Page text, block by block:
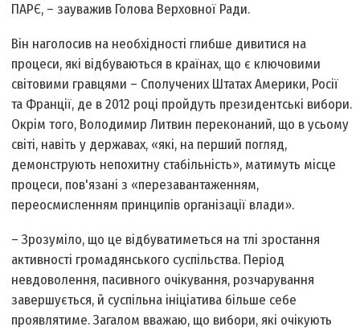
ПАРЄ, – зауважив Голова Верховної Ради.
Він наголосив на необхідності глибше дивитися на
процеси, які відбуваються в країнах, що є ключовими
світовими гравцями – Сполучених Штатах Америки, Росії
та Франції, де в 2012 році пройдуть президентські вибори.
Окрім того, Володимир Литвин переконаний, що в усьому
світі, навіть у державах, «які, на перший погляд,
демонструють непохитну стабільність», матимуть місце
процеси, пов'язані з «перезавантаженням,
переосмисленням принципів організації влади».
– Зрозуміло, що це відбуватиметься на тлі зростання
активності громадянського суспільства. Період
невдоволення, пасивного очікування, розчарування
завершується, й суспільна ініціатива більше себе
проявлятиме. Загалом вважаю, що вибори, які очікують